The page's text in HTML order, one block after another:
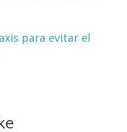
para evitar el